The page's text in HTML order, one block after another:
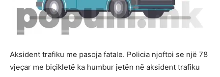
Aksident trafiku me pasoja fatale. Policia njoftoi se një 78
vjeçar me biçikletë ka humbur jetën në aksident trafiku